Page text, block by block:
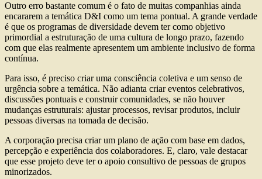
Outro erro bastante comum é o fato de muitas companhias ainda
encararem a temática D&I como um tema pontual. A grande verdade
é que os programas de diversidade devem ter como objetivo
primordial a estruturação de uma cultura de longo prazo, fazendo
com que elas realmente apresentem um ambiente inclusivo de forma
contínua.
Para isso, é preciso criar uma consciência coletiva e um senso de
urgência sobre a temática. Não adianta criar eventos celebrativos,
discussões pontuais e construir comunidades, se não houver
mudanças estruturais: ajustar processos, revisar produtos, incluir
pessoas diversas na tomada de decisão.
A corporação precisa criar um plano de ação com base em dados,
percepção e experiência dos colaboradores. E, claro, vale destacar
que esse projeto deve ter o apoio consultivo de pessoas de grupos
minorizados.